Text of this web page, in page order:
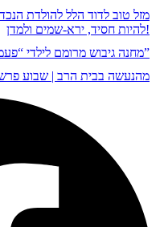
מזל טוב לדוד הלל להולדת
להיות חסיד, ירא-שמים ולמדן!
מחנה גיבוש מרומם לילדי “פעמי משיח”
מהנעשה בבית הרב | שבוע